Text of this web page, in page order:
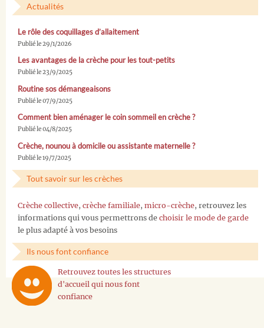
Actualités
Le rôle des coquillages d’allaitement
Publié le 29/1/2026
Les avantages de la crèche pour les tout-petits
Publié le 23/9/2025
Routine sos démangeaisons
Publié le 07/9/2025
Comment bien aménager le coin sommeil en crèche ?
Publié le 04/8/2025
Crèche, nounou à domicile ou assistante maternelle ?
Publié le 19/7/2025
Tout savoir sur les crèches
Crèche collective, crèche familiale, micro-crèche, retrouvez les
informations qui vous permettrons de choisir le mode de garde
le plus adapté à vos besoins
Ils nous font confiance
Retrouvez toutes les structures
d'accueil qui nous font
confiance